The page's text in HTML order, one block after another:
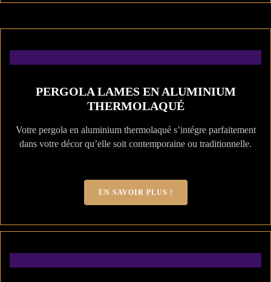
PERGOLA LAMES EN ALUMINIUM
THERMOLAQUÉ
Votre pergola en aluminium thermolaqué s’intégre parfaitement
dans votre décor qu’elle soit contemporaine ou traditionnelle.
EN SAVOIR PLUS !